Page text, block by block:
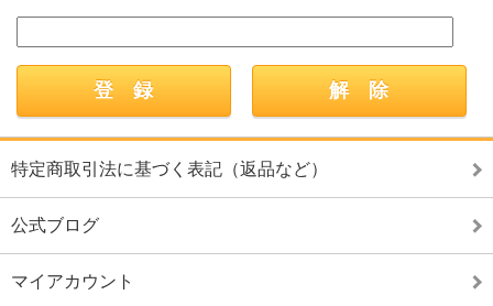
特定商取引法に基づく表記（返品など）
公式ブログ
マイアカウント